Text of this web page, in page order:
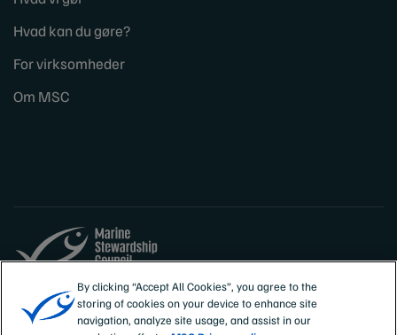
Hvad kan du gøre?
For virksomheder
Om MSC
Sites
Danmark
By clicking “Accept All Cookies”, you agree to the
storing of cookies on your device to enhance site
navigation, analyze site usage, and assist in our